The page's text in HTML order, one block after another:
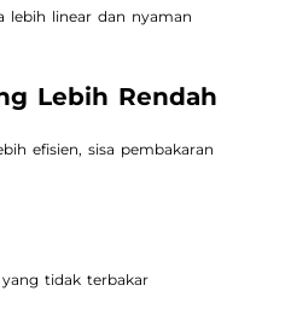
lebih linear dan nyaman
Lebih Rendah
efisien, sisa pembakaran
tidak terbakar